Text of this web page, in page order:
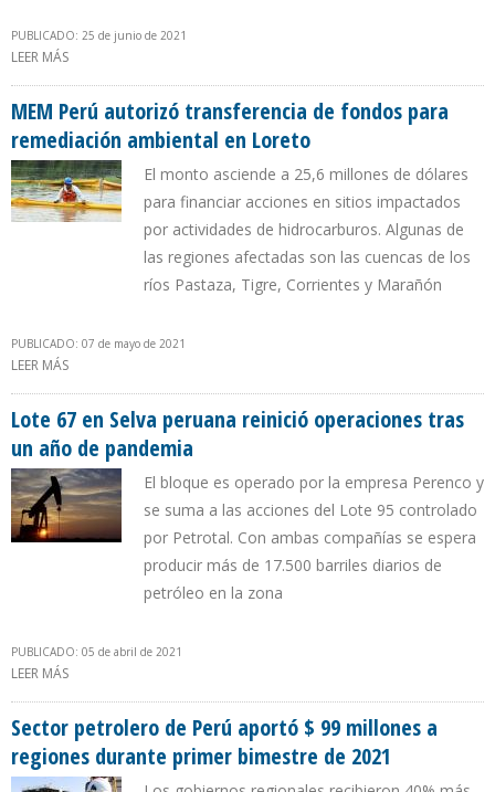
PUBLICADO: 25 de junio de 2021
LEER MÁS
MEM Perú autorizó transferencia de fondos para
remediación ambiental en Loreto
El monto asciende a 25,6 millones de dólares
para financiar acciones en sitios impactados
por actividades de hidrocarburos. Algunas de
las regiones afectadas son las cuencas de los
ríos Pastaza, Tigre, Corrientes y Marañón
PUBLICADO: 07 de mayo de 2021
LEER MÁS
Lote 67 en Selva peruana reinició operaciones tras
un año de pandemia
El bloque es operado por la empresa Perenco y
se suma a las acciones del Lote 95 controlado
por Petrotal. Con ambas compañías se espera
producir más de 17.500 barriles diarios de
petróleo en la zona
PUBLICADO: 05 de abril de 2021
LEER MÁS
Sector petrolero de Perú aportó $ 99 millones a
regiones durante primer bimestre de 2021